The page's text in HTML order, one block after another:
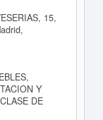
15,
Y
DE